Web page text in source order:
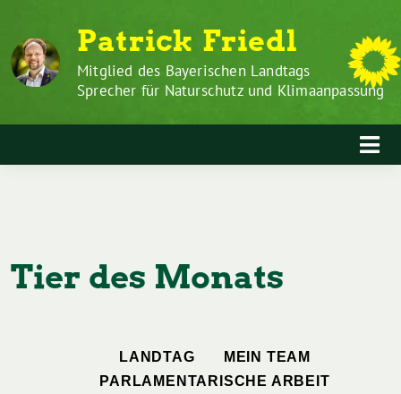
Inhalt
springen
zum
Inhalt
Patrick Friedl
Mitglied des Bayerischen Landtags
Sprecher für Naturschutz und Klimaanpassung
Tier des Monats
LANDTAG
MEIN TEAM
PARLAMENTARISCHE ARBEIT